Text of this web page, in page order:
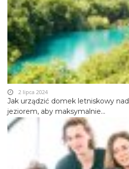
Jak urządzić domek letniskowy nad
jeziorem, aby maksymalnie...
2 lipca 2024